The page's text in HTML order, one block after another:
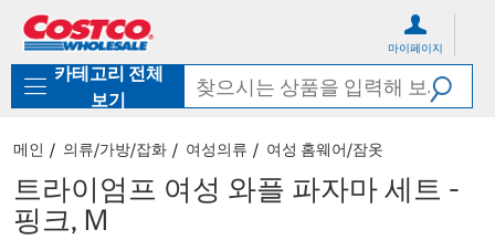
로
기
가
마이페이지
카테고리 전체
보기
메인 의류/가방/잡화 여성의류 여성 홈웨어/잠옷
트라이엄프 여성 와플 파자마 세트 -
핑크, M